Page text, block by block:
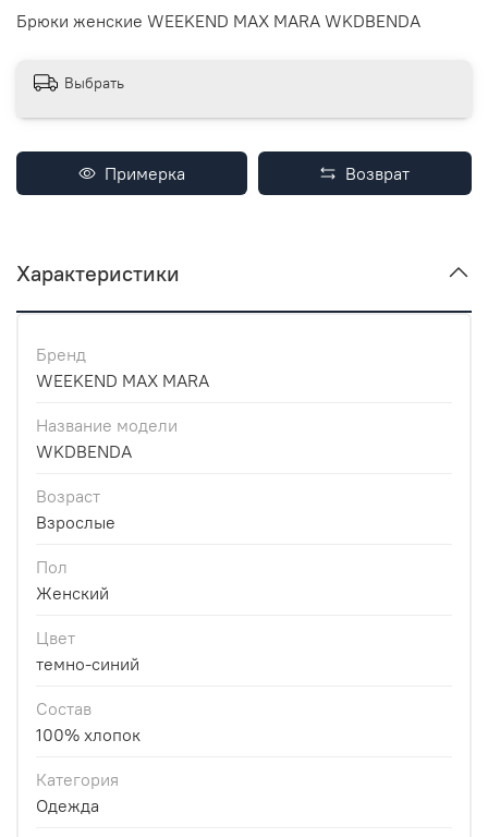
Брюки женские WEEKEND MAX MARA WKDBENDA
Выбрать
Примерка Возврат
Характеристики
Бренд
WEEKEND MAX MARA
Название модели
WKDBENDA
Возраст
Взрослые
Пол
Женский
Цвет
темно-синий
Состав
100% хлопок
Категория
Одежда